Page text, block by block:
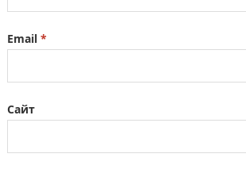
Email *
Сайт